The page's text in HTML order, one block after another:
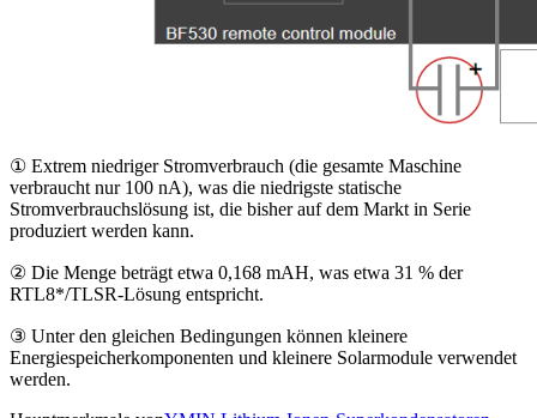
① Extrem niedriger Stromverbrauch (die gesamte Maschine
verbraucht nur 100 nA), was die niedrigste statische
Stromverbrauchslösung ist, die bisher auf dem Markt in Serie
produziert werden kann.
② Die Menge beträgt etwa 0,168 mAH, was etwa 31 % der
RTL8*/TLSR-Lösung entspricht.
③ Unter den gleichen Bedingungen können kleinere
Energiespeicherkomponenten und kleinere Solarmodule verwendet
werden.